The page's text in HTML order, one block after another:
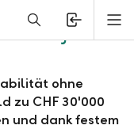
für 8 Jahre
ohne
zu CHF 30'000
und dank festem